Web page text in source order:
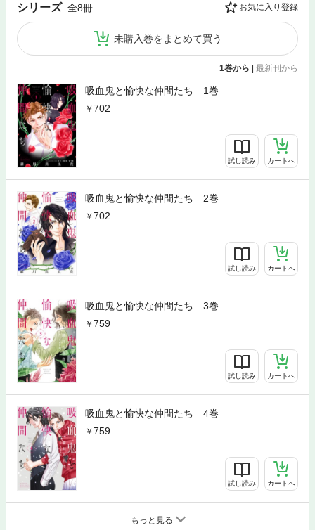
シリーズ 全8冊 お気に入り登録
未購入巻をまとめて買う
1巻から | 最新刊から
吸血鬼と愉快な仲間たち 1巻
702
試し読み カートへ
吸血鬼と愉快な仲間たち 2巻
702
試し読み カートへ
吸血鬼と愉快な仲間たち 3巻
759
試し読み カートへ
吸血鬼と愉快な仲間たち 4巻
759
試し読み カートへ
もっと見る